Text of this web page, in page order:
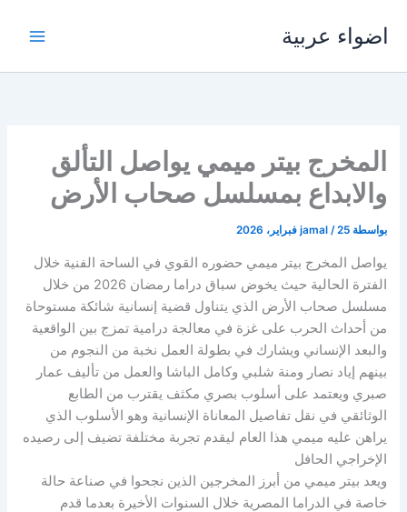
اضواء عربية
المخرج بيتر ميمي يواصل التألق
والابداع بمسلسل صحاب الأرض
بواسطة jamal /25 فبراير، 2026
يواصل المخرج بيتر ميمي حضوره القوي في الساحة الفنية خلال
الفترة الحالية حيث يخوض سباق دراما رمضان 2026 من خلال
مسلسل صحاب الأرض الذي يتناول قضية إنسانية شائكة مستوحاة
من أحداث الحرب على غزة في معالجة درامية تمزج بين الواقعية
والبعد الإنساني ويشارك في بطولة العمل نخبة من النجوم من
بينهم إياد نصار ومنة شلبي وكامل الباشا والعمل من تأليف عمار
صبري ويعتمد على أسلوب بصري مكثف يقترب من الطابع
الوثائقي في نقل تفاصيل المعاناة الإنسانية وهو الأسلوب الذي
يراهن عليه ميمي هذا العام ليقدم تجربة مختلفة تضيف إلى رصيده
الإخراجي الحافل
ويعد بيتر ميمي من أبرز المخرجين الذين نجحوا في صناعة حالة
خاصة في الدراما المصرية خلال السنوات الأخيرة بعدما قدم